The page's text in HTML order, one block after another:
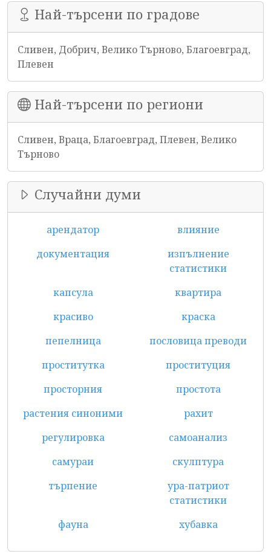
Най-търсени по градове
Сливен, Добрич, Велико Търново, Благоевград,
Плевен
Най-търсени по региони
Сливен, Враца, Благоевград, Плевен, Велико
Търново
Случайни думи
арендатор
влияние
документация
изпълнение
статистики
капсула
квартира
красиво
краска
пепелница
пословица преводи
проститутка
проституция
просторния
простота
растения синоними
рахит
регулировка
самоанализ
самураи
скулптура
търпение
ура-патриот
статистики
фауна
хубавка